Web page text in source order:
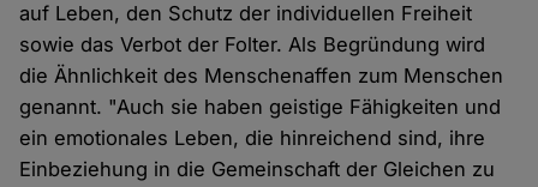
auf Leben, den Schutz der individuellen Freiheit
sowie das Verbot der Folter. Als Begründung wird
die Ähnlichkeit des Menschenaffen zum Menschen
genannt. "Auch sie haben geistige Fähigkeiten und
ein emotionales Leben, die hinreichend sind, ihre
Einbeziehung in die Gemeinschaft der Gleichen zu